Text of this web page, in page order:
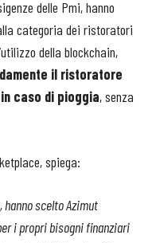
delle Pmi, hanno
categoria dei ristoratori
della blockchain,
il ristoratore
caso di pioggia, senza
spiega:
hanno scelto Azimut
i propri bisogni finanziari